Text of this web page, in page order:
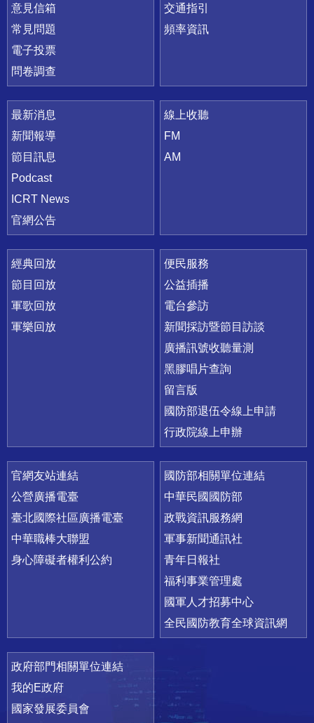
意見信箱
常見問題
電子投票
問卷調查
交通指引
頻率資訊
最新消息
新聞報導
節目訊息
Podcast
ICRT News
官網公告
線上收聽
FM
AM
經典回放
節目回放
軍歌回放
軍樂回放
便民服務
公益插播
電台參訪
新聞採訪暨節目訪談
廣播訊號收聽量測
黑膠唱片查詢
留言版
國防部退伍令線上申請
行政院線上申辦
官網友站連結
公營廣播電臺
臺北國際社區廣播電臺
中華職棒大聯盟
身心障礙者權利公約
國防部相關單位連結
中華民國國防部
政戰資訊服務網
軍事新聞通訊社
青年日報社
福利事業管理處
國軍人才招募中心
全民國防教育全球資訊網
政府部門相關單位連結
我的E政府
國家發展委員會